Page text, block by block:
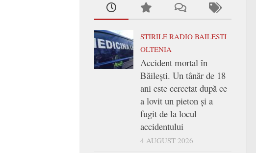
STIRILE RADIO BAILESTI
OLTENIA
Accident mortal în
Băilești. Un tânăr de 18
ani este cercetat după ce
a lovit un pieton și a
fugit de la locul
accidentului
4 AUGUST 2026